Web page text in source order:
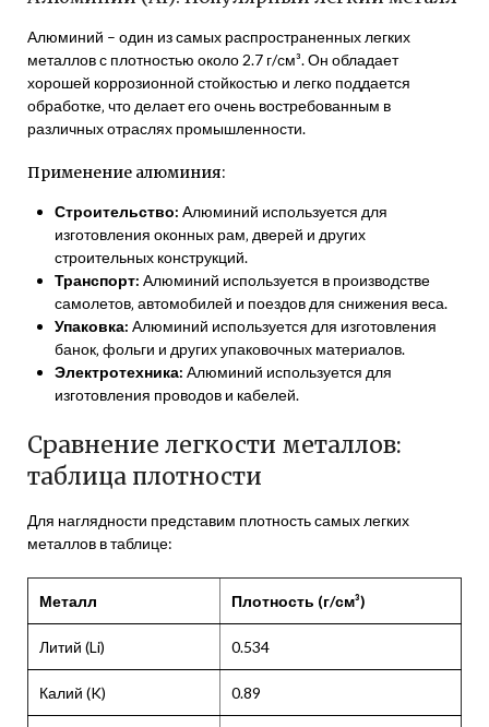
Алюминий – один из самых распространенных легких
металлов с плотностью около 2.7 г/см³. Он обладает
хорошей коррозионной стойкостью и легко поддается
обработке‚ что делает его очень востребованным в
различных отраслях промышленности.
Применение алюминия:
Строительство: Алюминий используется для
изготовления оконных рам‚ дверей и других
строительных конструкций.
Транспорт: Алюминий используется в производстве
самолетов‚ автомобилей и поездов для снижения веса.
Упаковка: Алюминий используется для изготовления
банок‚ фольги и других упаковочных материалов.
Электротехника: Алюминий используется для
изготовления проводов и кабелей.
Сравнение легкости металлов:
таблица плотности
Для наглядности представим плотность самых легких
металлов в таблице:
Металл Плотность (г/см³)
Литий (Li) 0.534
Калий (K) 0.89